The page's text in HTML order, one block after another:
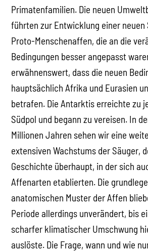
Primatenfamilien. Die neuen
führten zur Entwicklung einer neuen
Proto-Menschenaffen, die an die
Bedingungen besser angepasst
erwähnenswert, dass die neuen
hauptsächlich Afrika und Eurasien
betrafen. Die Antarktis erreichte zu
Südpol und begann zu vereisen. In
Millionen Jahren sehen wir eine
extensiven Wachstums der Säuger,
Geschichte überhaupt, in der sich
Affenarten etablierten. Die
anatomischen Muster der Affen
Periode allerdings unverändert, bis
scharfer klimatischer Umschwung
auslöste. Die Frage, wann und wie